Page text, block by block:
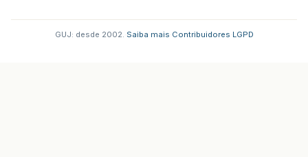
GUJ: desde 2002. Saiba mais Contribuidores LGPD